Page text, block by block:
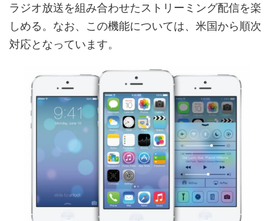
ラジオ放送を組み合わせたストリーミング配信を楽
しめる。なお、この機能については、米国から順次
対応となっています。